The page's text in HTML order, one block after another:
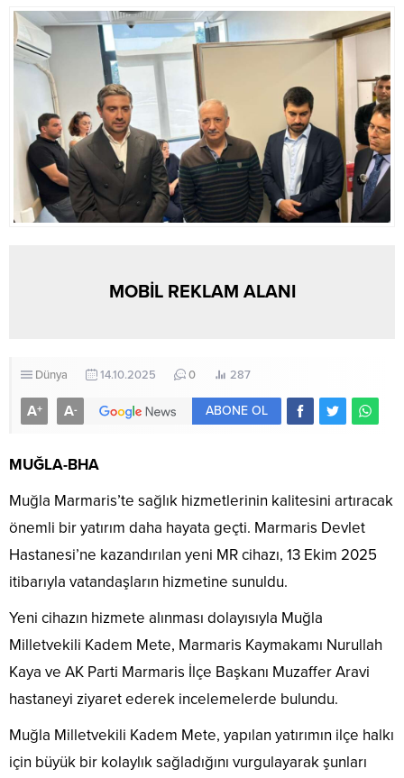
malesef 95 vefat eden
kardeşimiz var, 246 vatandaşımız
yaralandı, bunlardan...
düş yakamızdan, düş” dedi.
Adıyaman’ın Gölbaşı İlçesi ile
Şambayat Beldesi’nde
MOBİL REKLAM ALANI
Dünya 14.10.2025 0 287
A+ A- ABONE OL
MUĞLA-BHA
Muğla Marmaris’te sağlık hizmetlerinin kalitesini artıracak
önemli bir yatırım daha hayata geçti. Marmaris Devlet
Hastanesi’ne kazandırılan yeni MR cihazı, 13 Ekim 2025
itibarıyla vatandaşların hizmetine sunuldu.
Yeni cihazın hizmete alınması dolayısıyla Muğla
Milletvekili Kadem Mete, Marmaris Kaymakamı Nurullah
Kaya ve AK Parti Marmaris İlçe Başkanı Muzaffer Aravi
hastaneyi ziyaret ederek incelemelerde bulundu.
Muğla Milletvekili Kadem Mete, yapılan yatırımın ilçe halkı
için büyük bir kolaylık sağladığını vurgulayarak şunları